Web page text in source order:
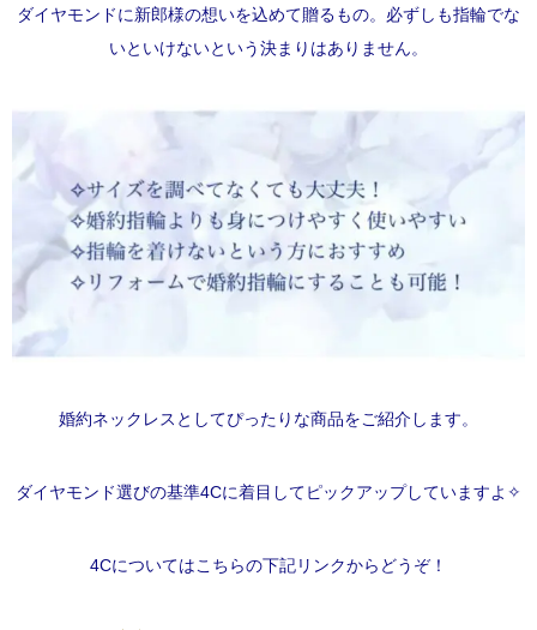
ダイヤモンドに新郎様の想いを込めて贈るもの。必ずしも指輪でな
いといけないという決まりはありません。
婚約ネックレスとしてぴったりな商品をご紹介します。
ダイヤモンド選びの基準4Cに着目してピックアップしていますよ✧
4Cについてはこちらの下記リンクからどうぞ！